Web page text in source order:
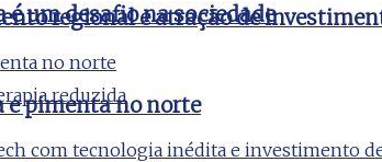
é um desafio na sociedade
regional e atração de
e pimenta no norte